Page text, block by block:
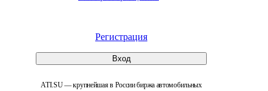
Регистрация
Вход
ATI.SU — крупнейшая в России биржа автомобильных